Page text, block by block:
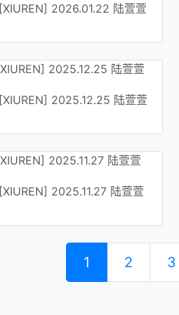
[XIUREN] 2026.01.22 陆萱萱
[XIUREN] 2025.12.25 陆萱萱
[XIUREN] 2025.11.27 陆萱萱
1 2 3